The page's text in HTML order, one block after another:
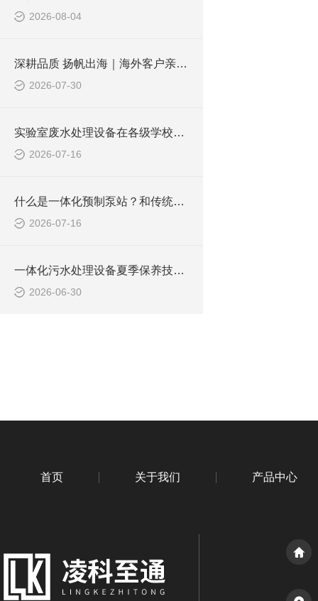
2026-08-04
深耕品质 扬帆出海｜海外客户亲临凌科环保厂区实地验收设备
2026-07-30
实验室废水处理设备在各级学校的应用
2026-07-16
什么是一体化预制泵站？和传统泵站有何区别？
2026-07-16
一体化污水处理设备夏季保养技巧 降低故障稳定达标
2026-06-30
首页 关于我们 产品中心